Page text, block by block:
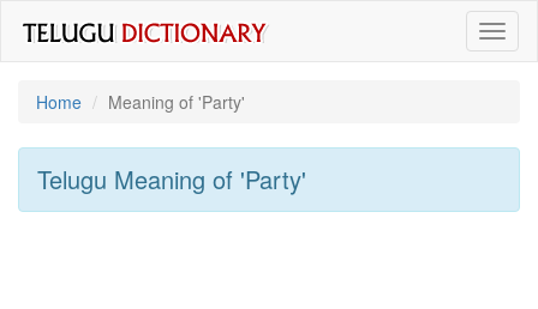
Home
Meaning of 'party'
Telugu Meaning of 'party'